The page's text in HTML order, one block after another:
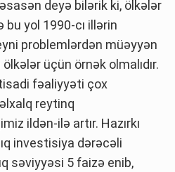
əsasən deyə bilərik ki, ölkələr
yol 1990-cı illərin
problemlərdən müəyyən
üçün örnək olmalıdır.
fəaliyyəti çox
reytinq
ildən-ilə artır. Hazırkı
investisiya dərəcəli
səviyyəsi 5 faizə enib,